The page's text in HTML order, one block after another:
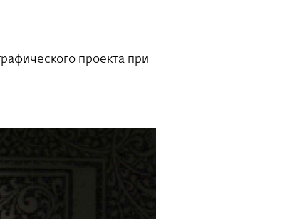
проекта при